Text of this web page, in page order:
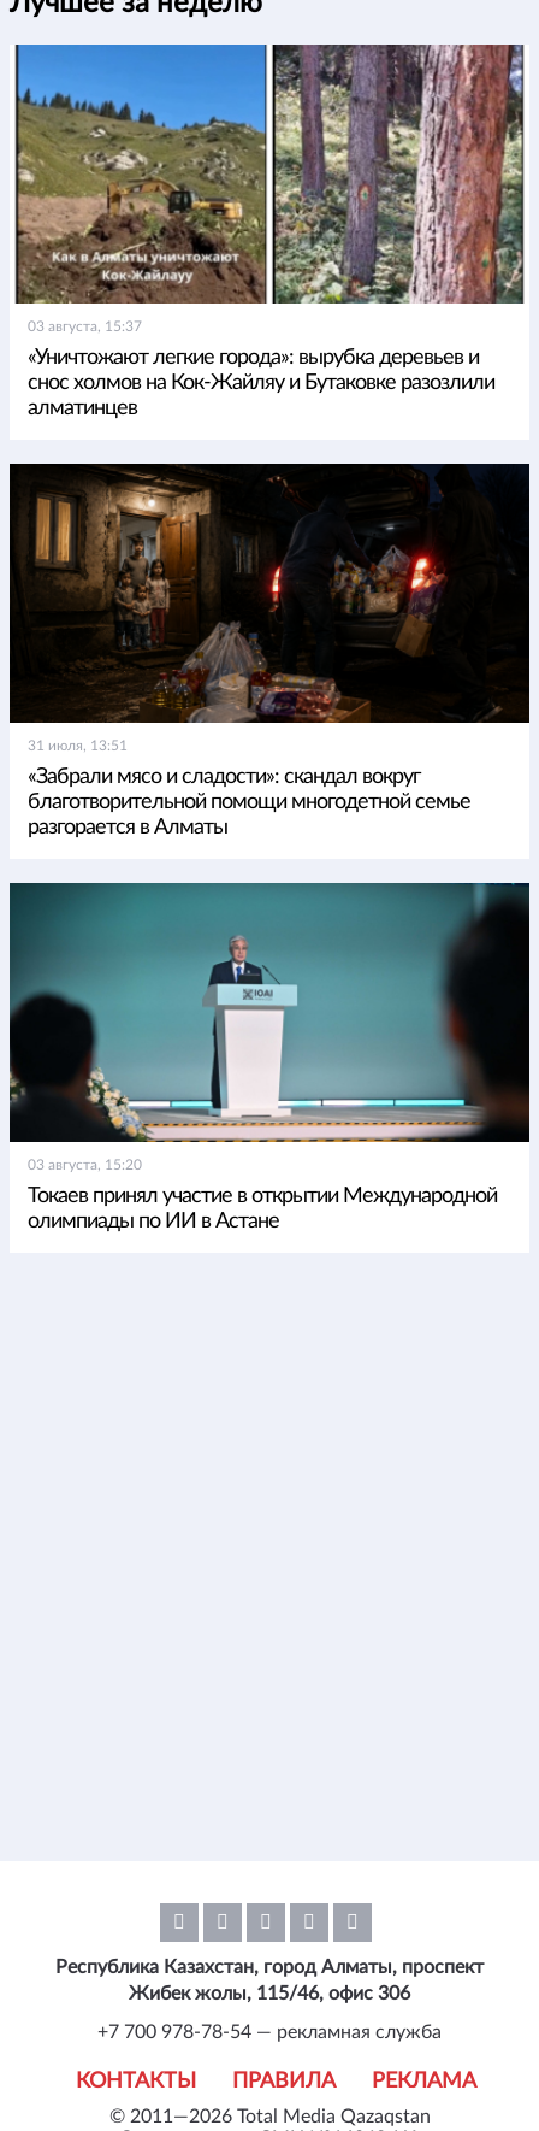
03 августа, 15:37
«Уничтожают легкие города»: вырубка деревьев и
снос холмов на Кок-Жайляу и Бутаковке разозлили
алматинцев
31 июля, 13:51
«Забрали мясо и сладости»: скандал вокруг
благотворительной помощи многодетной семье
разгорается в Алматы
03 августа, 15:20
Токаев принял участие в открытии Международной
олимпиады по ИИ в Астане
© 2011—2026 Total Media Qazaqstan
КОНТАКТЫ ПРАВИЛА РЕКЛАМА
Республика Казахстан, город Алматы, проспект
Жибек жолы, 115/46, офис 306
+7 700 978-78-54 — рекламная служба